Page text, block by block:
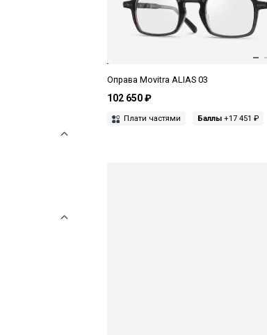
Оправа Movitra ALIAS 03
102 650 ₽
Плати частями Баллы +17 451 ₽